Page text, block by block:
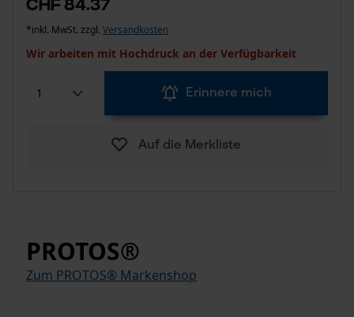
*inkl. MwSt. zzgl. Versandkosten
Wir arbeiten mit Hochdruck an der Verfügbarkeit
Erinnere mich
Auf die Merkliste
PROTOS®
Zum PROTOS® Markenshop